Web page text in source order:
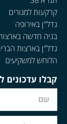
קרקעות למגורים
נדל"ן באירופה
בניה חדשה
נדל"ן בארצות
הלוחש למשקיעים
קבלו עדכונים